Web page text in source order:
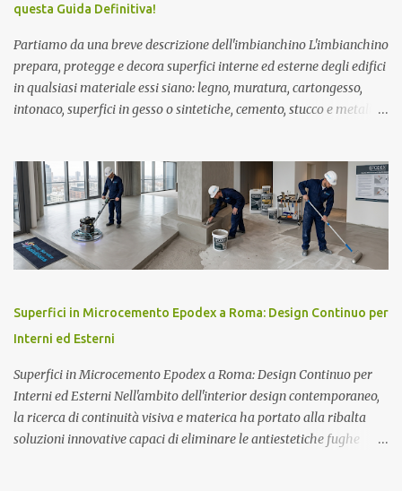
utili esperienze e studi sull...
questa Guida Definitiva!
Partiamo da una breve descrizione dell'imbianchino L'imbianchino
prepara, protegge e decora superfici interne ed esterne degli edifici
in qualsiasi materiale essi siano: legno, muratura, cartongesso,
intonaco, superfici in gesso o sintetiche, cemento, stucco e metallo.
parlando, ad esempio, dei rivestimenti ad alte prestazioni, dei
materiali impermeabili, di quello ignifughi, di vernici, lacche e
rivestimenti. Gli imbianchini lavorano generalmente in proprio,
ma possono essere assunti da imprese edili o reparti di
manutenzione di costruzioni e altri stabilimenti. Principali
parziale e non esaustiva, di alcuni dei compiti più comuni che un
imbianchino è tenuto a conoscere e svolgere. · Leggerà le
specifiche per determinare la...
Superfici in Microcemento Epodex a Roma: Design Continuo per
Interni ed Esterni
Superfici in Microcemento Epodex a Roma: Design Continuo per
Interni ed Esterni Nell'ambito dell'interior design contemporaneo,
la ricerca di continuità visiva e materica ha portato alla ribalta
soluzioni innovative capaci di eliminare le antiestetiche fughe